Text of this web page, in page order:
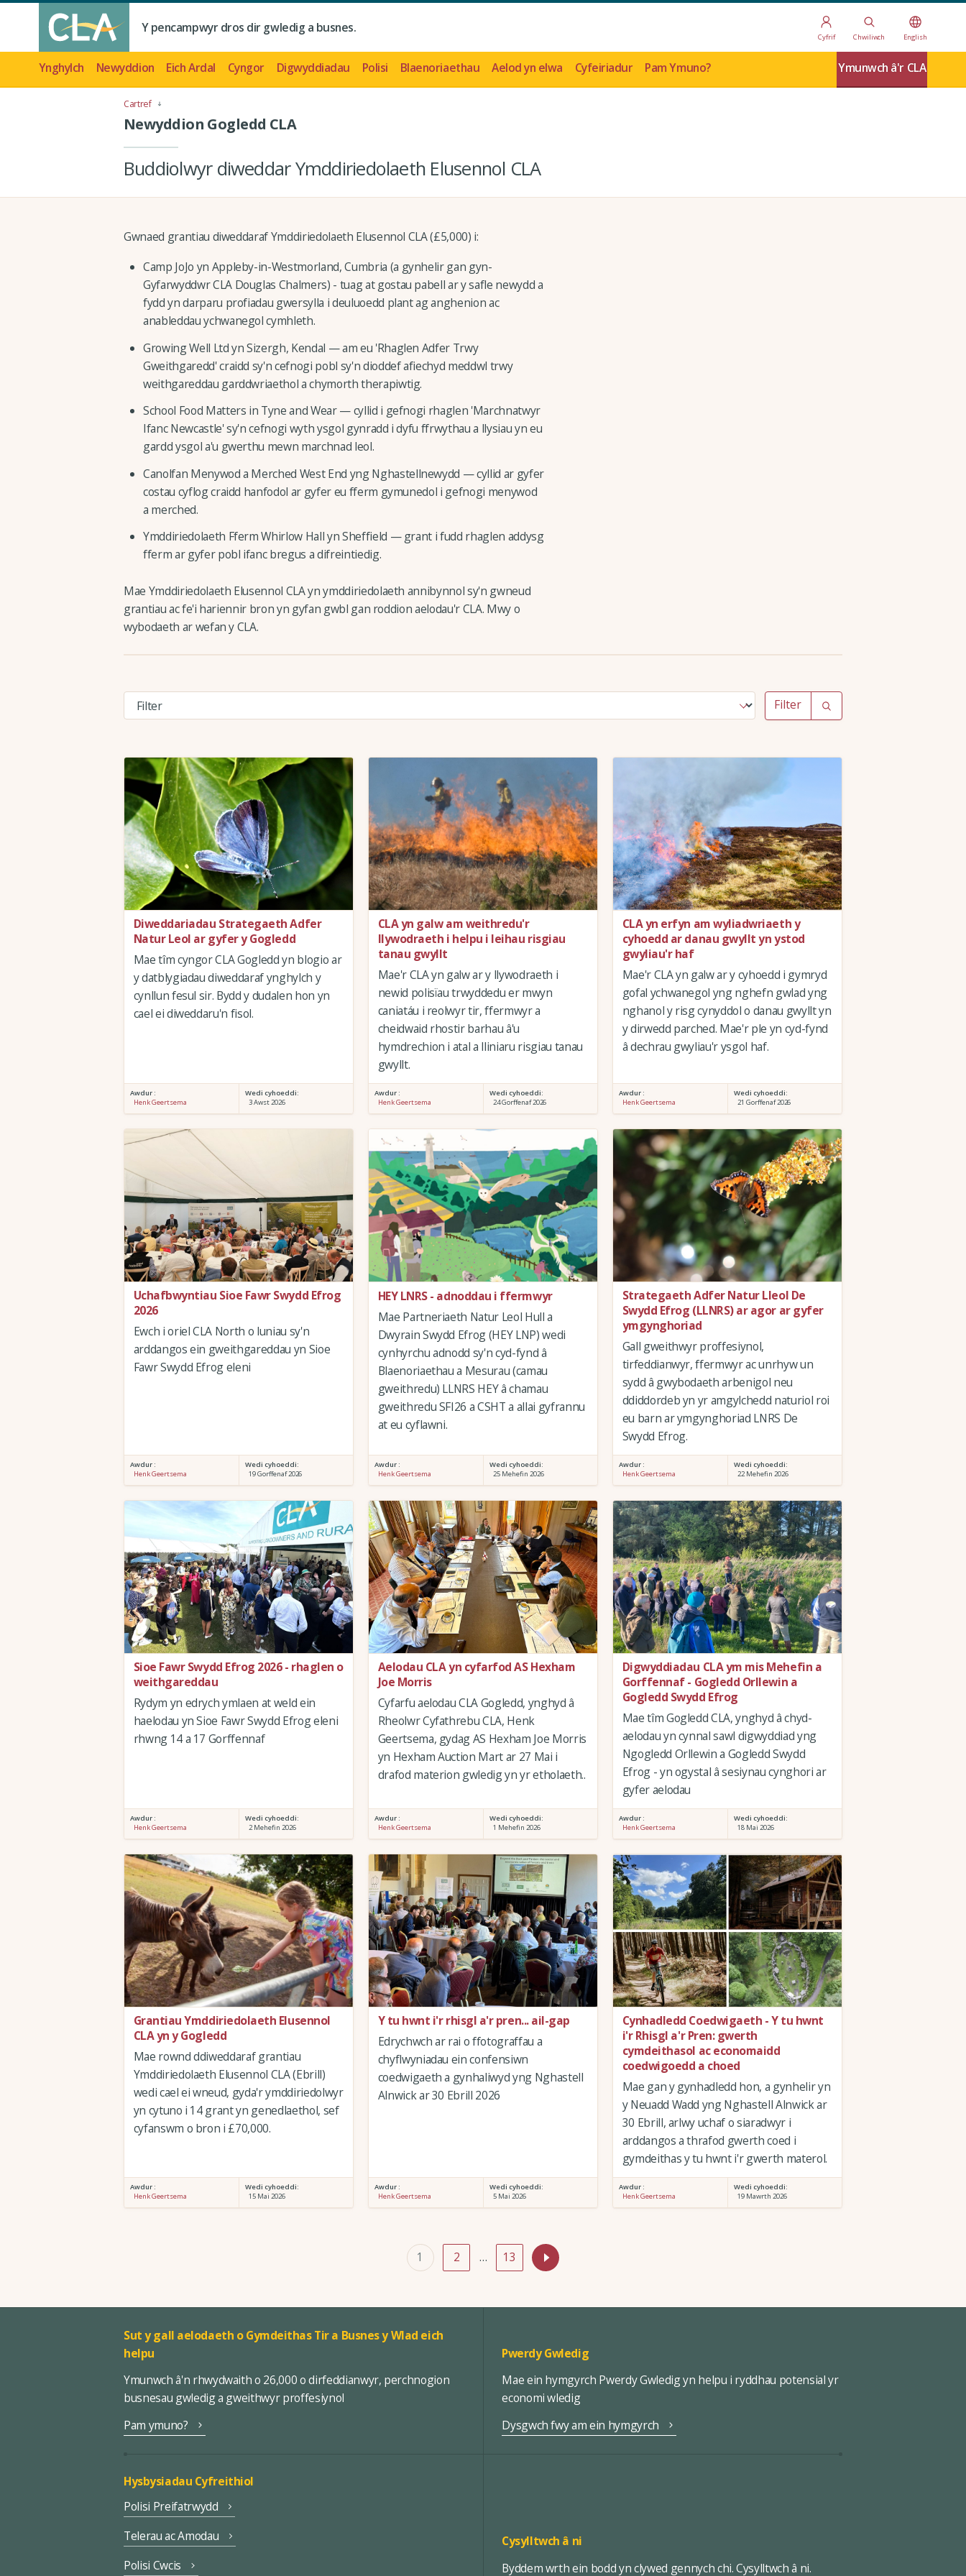
Y pencampwyr dros dir gwledig a busnes.
Cyfrif Chwiliwch English
Ynghylch Newyddion Eich Ardal Cyngor Digwyddiadau Polisi Blaenoriaethau Aelod yn elwa Cyfeiriadur Pam Ymuno? Ymunwch â'r CLA
Cartref
Newyddion Gogledd CLA
Buddiolwyr diweddar Ymddiriedolaeth Elusennol CLA
Gwnaed grantiau diweddaraf Ymddiriedolaeth Elusennol CLA (£5,000) i:
Camp JoJo yn Appleby-in-Westmorland, Cumbria (a gynhelir gan gyn-
Gyfarwyddwr CLA Douglas Chalmers) - tuag at gostau pabell ar y safle newydd a
fydd yn darparu profiadau gwersylla i deuluoedd plant ag anghenion ac
anableddau ychwanegol cymhleth.
Growing Well Ltd yn Sizergh, Kendal — am eu 'Rhaglen Adfer Trwy
Gweithgaredd' craidd sy'n cefnogi pobl sy'n dioddef afiechyd meddwl trwy
weithgareddau garddwriaethol a chymorth therapiwtig.
School Food Matters in Tyne and Wear — cyllid i gefnogi rhaglen 'Marchnatwyr
Ifanc Newcastle' sy'n cefnogi wyth ysgol gynradd i dyfu ffrwythau a llysiau yn eu
gardd ysgol a'u gwerthu mewn marchnad leol.
Canolfan Menywod a Merched West End yng Nghastellnewydd — cyllid ar gyfer
costau cyflog craidd hanfodol ar gyfer eu fferm gymunedol i gefnogi menywod
a merched.
Ymddiriedolaeth Fferm Whirlow Hall yn Sheffield — grant i fudd rhaglen addysg
fferm ar gyfer pobl ifanc bregus a difreintiedig.
Mae Ymddiriedolaeth Elusennol CLA yn ymddiriedolaeth annibynnol sy'n gwneud
grantiau ac fe'i hariennir bron yn gyfan gwbl gan roddion aelodau'r CLA. Mwy o
wybodaeth ar wefan y CLA.
Filter
Diweddariadau Strategaeth Adfer
Natur Leol ar gyfer y Gogledd
Mae tîm cyngor CLA Gogledd yn blogio ar
y datblygiadau diweddaraf ynghylch y
cynllun fesul sir. Bydd y dudalen hon yn
cael ei diweddaru'n fisol.
Awdur :
Henk Geertsema
Wedi cyhoeddi:
3 Awst 2026
CLA yn galw am weithredu'r
llywodraeth i helpu i leihau risgiau
tanau gwyllt
Mae'r CLA yn galw ar y llywodraeth i
newid polisïau trwyddedu er mwyn
caniatáu i reolwyr tir, ffermwyr a
cheidwaid rhostir barhau â'u
hymdrechion i atal a lliniaru risgiau tanau
gwyllt.
Awdur :
Henk Geertsema
Wedi cyhoeddi:
24 Gorffenaf 2026
CLA yn erfyn am wyliadwriaeth y
cyhoedd ar danau gwyllt yn ystod
gwyliau'r haf
Mae'r CLA yn galw ar y cyhoedd i gymryd
gofal ychwanegol yng nghefn gwlad yng
nghanol y risg cynyddol o danau gwyllt yn
y dirwedd parched. Mae'r ple yn cyd-fynd
â dechrau gwyliau'r ysgol haf.
Awdur :
Henk Geertsema
Wedi cyhoeddi:
21 Gorffenaf 2026
Uchafbwyntiau Sioe Fawr Swydd Efrog
2026
Ewch i oriel CLA North o luniau sy'n
arddangos ein gweithgareddau yn Sioe
Fawr Swydd Efrog eleni
Awdur :
Henk Geertsema
Wedi cyhoeddi:
19 Gorffenaf 2026
HEY LNRS - adnoddau i ffermwyr
Mae Partneriaeth Natur Leol Hull a
Dwyrain Swydd Efrog (HEY LNP) wedi
cynhyrchu adnodd sy'n cyd-fynd â
Blaenoriaethau a Mesurau (camau
gweithredu) LLNRS HEY â chamau
gweithredu SFI26 a CSHT a allai gyfrannu
at eu cyflawni.
Awdur :
Henk Geertsema
Wedi cyhoeddi:
25 Mehefin 2026
Strategaeth Adfer Natur Lleol De
Swydd Efrog (LLNRS) ar agor ar gyfer
ymgynghoriad
Gall gweithwyr proffesiynol,
tirfeddianwyr, ffermwyr ac unrhyw un
sydd â gwybodaeth arbenigol neu
ddiddordeb yn yr amgylchedd naturiol roi
eu barn ar ymgynghoriad LNRS De
Swydd Efrog.
Awdur :
Henk Geertsema
Wedi cyhoeddi:
22 Mehefin 2026
Sioe Fawr Swydd Efrog 2026 - rhaglen o
weithgareddau
Rydym yn edrych ymlaen at weld ein
haelodau yn Sioe Fawr Swydd Efrog eleni
rhwng 14 a 17 Gorffennaf
Awdur :
Henk Geertsema
Wedi cyhoeddi:
2 Mehefin 2026
Aelodau CLA yn cyfarfod AS Hexham
Joe Morris
Cyfarfu aelodau CLA Gogledd, ynghyd â
Rheolwr Cyfathrebu CLA, Henk
Geertsema, gydag AS Hexham Joe Morris
yn Hexham Auction Mart ar 27 Mai i
drafod materion gwledig yn yr etholaeth..
Awdur :
Henk Geertsema
Wedi cyhoeddi:
1 Mehefin 2026
Digwyddiadau CLA ym mis Mehefin a
Gorffennaf - Gogledd Orllewin a
Gogledd Swydd Efrog
Mae tîm Gogledd CLA, ynghyd â chyd-
aelodau yn cynnal sawl digwyddiad yng
Ngogledd Orllewin a Gogledd Swydd
Efrog - yn ogystal â sesiynau cynghori ar
gyfer aelodau
Awdur :
Henk Geertsema
Wedi cyhoeddi:
18 Mai 2026
Grantiau Ymddiriedolaeth Elusennol
CLA yn y Gogledd
Mae rownd ddiweddaraf grantiau
Ymddiriedolaeth Elusennol CLA (Ebrill)
wedi cael ei wneud, gyda'r ymddiriedolwyr
yn cytuno i 14 grant yn genedlaethol, sef
cyfanswm o bron i £70,000.
Awdur :
Henk Geertsema
Wedi cyhoeddi:
15 Mai 2026
Y tu hwnt i'r rhisgl a'r pren... ail-gap
Edrychwch ar rai o ffotograffau a
chyflwyniadau ein confensiwn
coedwigaeth a gynhaliwyd yng Nghastell
Alnwick ar 30 Ebrill 2026
Awdur :
Henk Geertsema
Wedi cyhoeddi:
5 Mai 2026
Cynhadledd Coedwigaeth - Y tu hwnt
i'r Rhisgl a'r Pren: gwerth
cymdeithasol ac economaidd
coedwigoedd a choed
Mae gan y gynhadledd hon, a gynhelir yn
y Neuadd Wadd yng Nghastell Alnwick ar
30 Ebrill, arlwy uchaf o siaradwyr i
arddangos a thrafod gwerth coed i
gymdeithas y tu hwnt i'r gwerth materol.
Awdur :
Henk Geertsema
Wedi cyhoeddi:
19 Mawrth 2026
1 2 … 13
Sut y gall aelodaeth o Gymdeithas Tir a Busnes y Wlad eich
helpu
Ymunwch â'n rhwydwaith o 26,000 o dirfeddianwyr, perchnogion
busnesau gwledig a gweithwyr proffesiynol
Pam ymuno?
Pwerdy Gwledig
Mae ein hymgyrch Pwerdy Gwledig yn helpu i ryddhau potensial yr
economi wledig
Dysgwch fwy am ein hymgyrch
Hysbysiadau Cyfreithiol
Polisi Preifatrwydd
Telerau ac Amodau
Polisi Cwcis
Cysylltwch â ni
Byddem wrth ein bodd yn clywed gennych chi. Cysylltwch â ni.